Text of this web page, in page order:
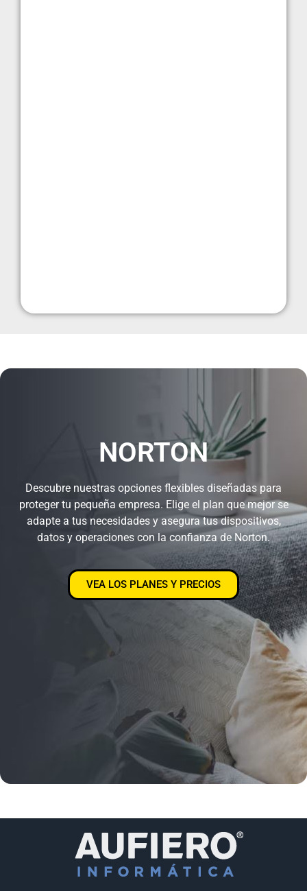
NORTON
Descubre nuestras opciones flexibles diseñadas para
proteger tu pequeña empresa. Elige el plan que mejor se
adapte a tus necesidades y asegura tus dispositivos,
datos y operaciones con la confianza de Norton.
VEA LOS PLANES Y PRECIOS